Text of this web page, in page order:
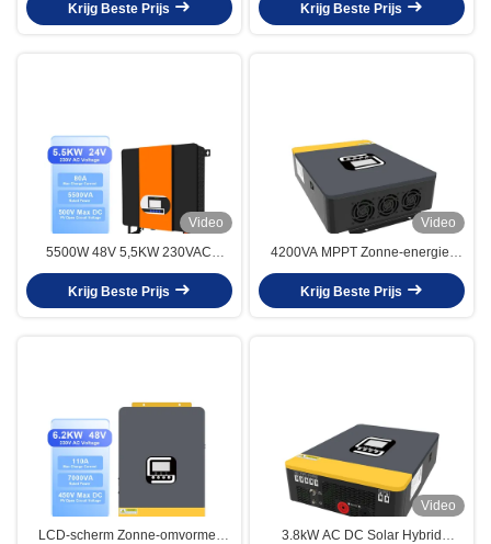
met MPPT
Krijg Beste Prijs
Pure Sinus Wave
Krijg Beste Prijs
Video
5500W 48V 5,5KW 230VAC
hybride zonne-energie-omvormer
met WIFI-bewakingsfunctie
Krijg Beste Prijs
Video
4200VA MPPT Zonne-energie-
omvormer 24V DC tot 230V AC-
omvormer voor wooninstallaties
Krijg Beste Prijs
LCD-scherm Zonne-omvormer
Video
3.8kW AC DC Solar Hybrid